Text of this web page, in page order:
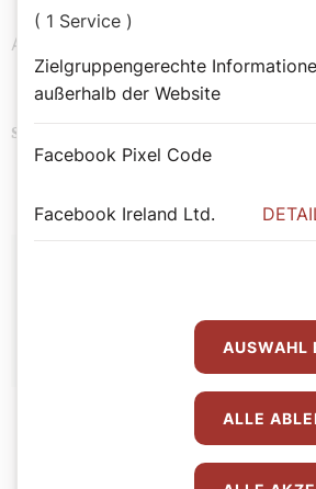
Alles zum Thema „Orden“: ▶
Schlagwörter
Autor:
( 1 Service )
Zielgruppengerechte
außerhalb der Website
Facebook Pixel Code
Facebook Ireland Ltd.
AUSWAHL
ALLE